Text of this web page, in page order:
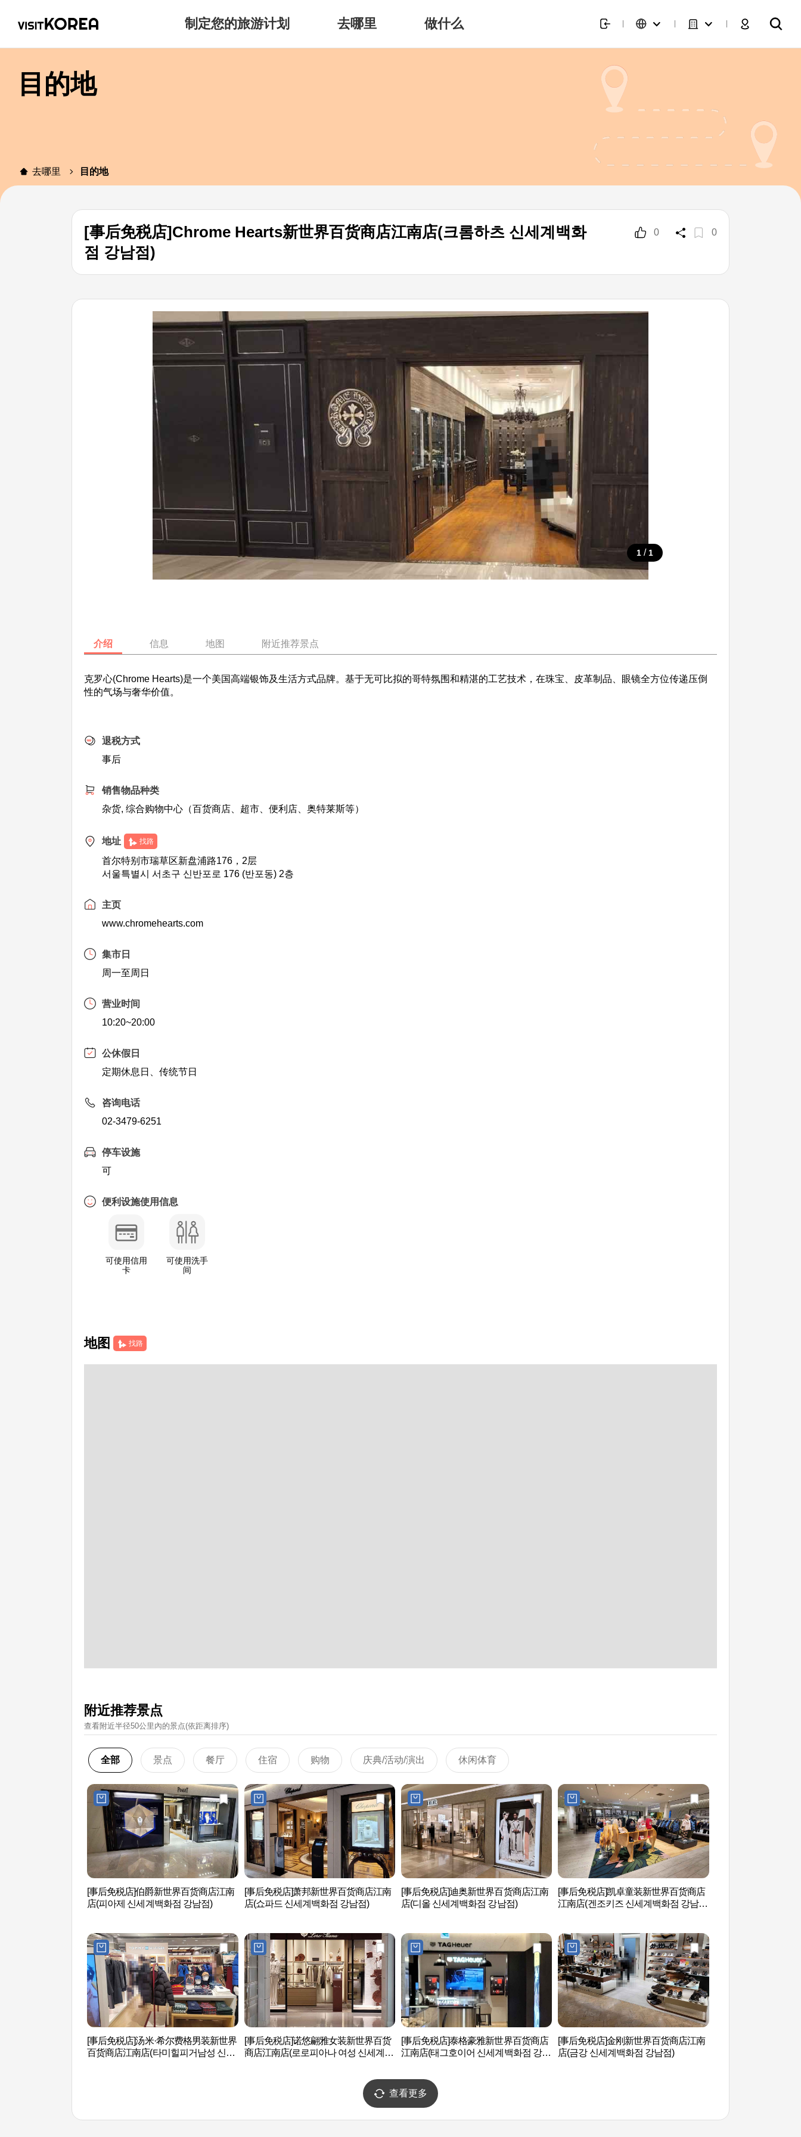
制定您的旅游计划 去哪里 做什么
目的地
去哪里 目的地
[事后免税店]Chrome Hearts新世界百货商店江南店(크롬하츠 신세계백화
점 강남점)
0 0
1 / 1
介绍 信息 地图 附近推荐景点
克罗心(Chrome Hearts)是一个美国高端银饰及生活方式品牌。基于无可比拟的哥特氛围和精湛的工艺技术，在珠宝、皮革制品、眼镜全方位传递压倒
性的气场与奢华价值。
退税方式
事后
销售物品种类
杂货, 综合购物中心（百货商店、超市、便利店、奥特莱斯等）
地址 找路
首尔特别市瑞草区新盘浦路176，2层
서울특별시 서초구 신반포로 176 (반포동) 2층
主页
www.chromehearts.com
集市日
周一至周日
营业时间
10:20~20:00
公休假日
定期休息日、传统节日
咨询电话
02-3479-6251
停车设施
可
便利设施使用信息
可使用信用
卡
可使用洗手
间
地图 找路
附近推荐景点
查看附近半径50公里內的景点(依距离排序)
全部 景点 餐厅 住宿 购物 庆典/活动/演出 休闲体育
[事后免税店]伯爵新世界百货商店江南
店(피아제 신세계백화점 강남점)
[事后免税店]萧邦新世界百货商店江南
店(쇼파드 신세계백화점 강남점)
[事后免税店]迪奥新世界百货商店江南
店(디올 신세계백화점 강남점)
[事后免税店]凯卓童装新世界百货商店
江南店(겐조키즈 신세계백화점 강남
[事后免税店]汤米·希尔费格男装新世界
百货商店江南店(타미힐피거남성 신세
[事后免税店]诺悠翩雅女装新世界百货
商店江南店(로로피아나 여성 신세계백
[事后免税店]泰格豪雅新世界百货商店
江南店(태그호이어 신세계백화점 강남
[事后免税店]金刚新世界百货商店江南
店(금강 신세계백화점 강남점)
查看更多